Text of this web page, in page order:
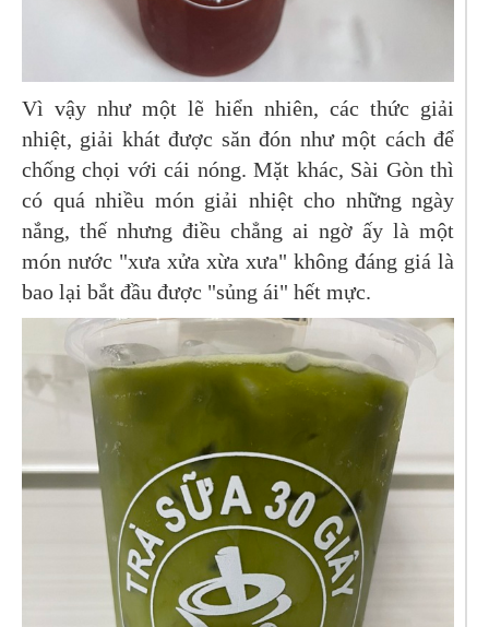
Vì vậy như một lẽ hiển nhiên, các thức giải
nhiệt, giải khát được săn đón như một cách để
chống chọi với cái nóng. Mặt khác, Sài Gòn thì
có quá nhiều món giải nhiệt cho những ngày
nắng, thế nhưng điều chẳng ai ngờ ấy là một
món nước "xưa xửa xừa xưa" không đáng giá là
bao lại bắt đầu được "sủng ái" hết mực.